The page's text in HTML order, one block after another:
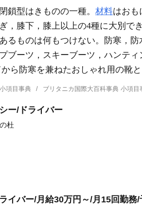
鎖型はきものの一種。 材料はおも
，膝下，膝上以上の4種に大別で
るものは何もつけない。防寒，
ブーツ，スキーブーツ，ハンティ
ら防寒を兼ねたおしゃれ用の靴と
項目事典 ブリタニカ国際大百科事典 小項
ー/ドライバー
杜
イバー/月給30万円～/月15回勤